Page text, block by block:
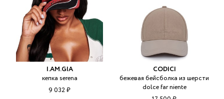
I.AM.GIA
кепка serena
9 032 ₽
CODICI
бежевая бейсболка из шерсти
dolce far niente